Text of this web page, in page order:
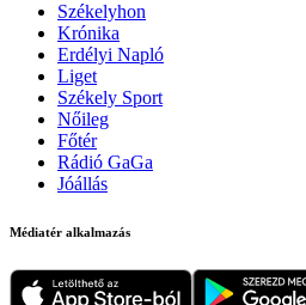
Székelyhon
Krónika
Erdélyi Napló
Liget
Székely Sport
Nőileg
Főtér
Rádió GaGa
Jóállás
Médiatér alkalmazás